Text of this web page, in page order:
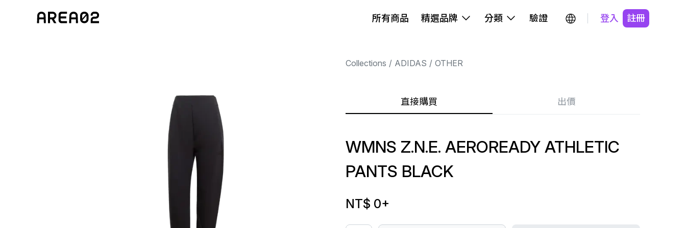
所有商品 精選品牌 分類 驗證 登入 註冊
Collections ADIDAS OTHER
直接購買 出價
WMNS Z.N.E. AEROREADY ATHLETIC
PANTS BLACK
NT$ 0+